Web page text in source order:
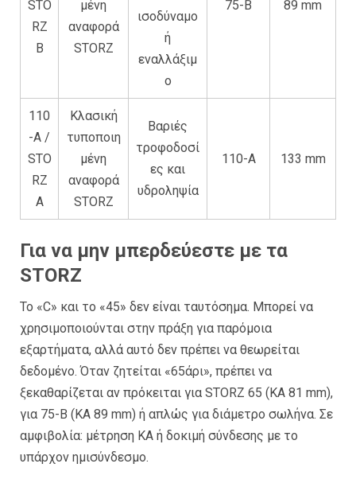
STO
RZ
B
μένη
αναφορά
STORZ
ισοδύναμο
ή
εναλλάξιμ
ο
75-B 89 mm
110
-A /
STO
RZ
A
Κλασική
τυποποιη
μένη
αναφορά
STORZ
Βαριές
τροφοδοσί
ες και
υδροληψία
110-A 133 mm
Για να μην μπερδεύεστε με τα
STORZ
Το «C» και το «45» δεν είναι ταυτόσημα. Μπορεί να
χρησιμοποιούνται στην πράξη για παρόμοια
εξαρτήματα, αλλά αυτό δεν πρέπει να θεωρείται
δεδομένο. Όταν ζητείται «65άρι», πρέπει να
ξεκαθαρίζεται αν πρόκειται για STORZ 65 (KA 81 mm),
για 75-B (KA 89 mm) ή απλώς για διάμετρο σωλήνα. Σε
αμφιβολία: μέτρηση KA ή δοκιμή σύνδεσης με το
υπάρχον ημισύνδεσμο.